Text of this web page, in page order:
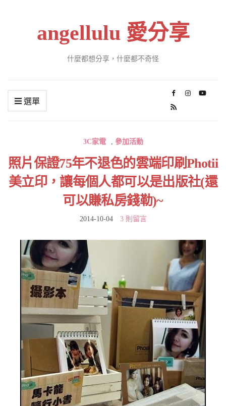
angellulu 愛分享
什麼都想分享，什麼都不奇怪
選單
3C家電 , 參加活動
照片保證75年不退色的雲端印刷Photii
美立印，讓每個人都可以是出版社(還
可以賺私房錢勒)~
2014-10-04 3 則留言